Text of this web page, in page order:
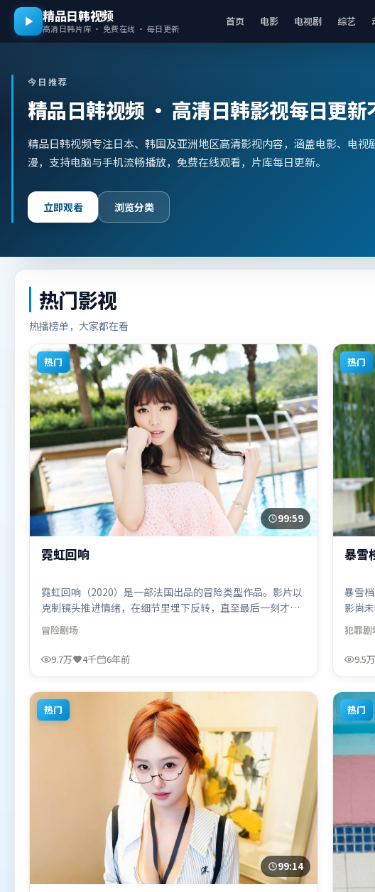
精品日韩视频
高清日韩片库 · 免费在线 · 每日更新
首页 电影 电视剧 综艺
今日推荐
精品日韩视频 · 高清日韩影视每日更新
精品日韩视频专注日本、韩国及亚洲地区高清影视内容，涵盖电影、电视
漫，支持电脑与手机流畅播放，免费在线观看，片库每日更新。
立即观看 浏览分类
热门影视
热播榜单，大家都在看
热门
99:59
霓虹回响
霓虹回响（2020）是一部法国出品的冒险类型作品。影片以
克制镜头推进情绪，在细节里埋下反转，直至最后一刻才揭
开谜底。高潮段落信息密度高，情绪释放与主题回扣同时完
成。由詹姆斯·卡梅隆执导，杨紫、马东锡、咏梅，汤唯等
联袂出演。影片于2020年6月12日（法国）在部分地区首映
冒险剧场
9.7万 4千 6年前
热门
暴雪
暴雪
影尚
下。
由杜
子怡
犯罪剧
9.5万
热门
99:14
热门